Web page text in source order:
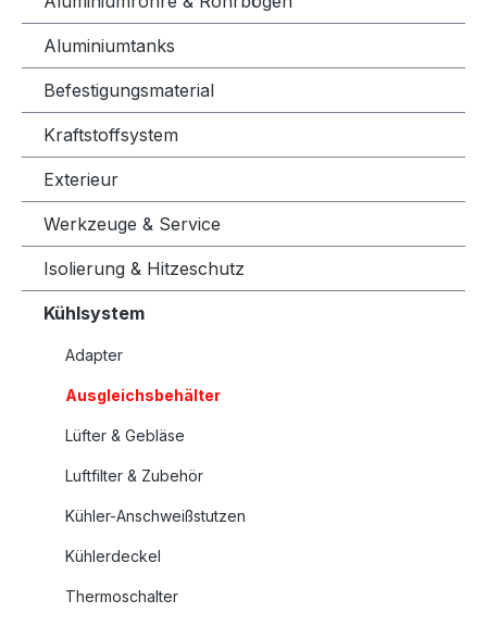
Aluminiumtanks
Befestigungsmaterial
Kraftstoffsystem
Exterieur
Werkzeuge & Service
Isolierung & Hitzeschutz
Kühlsystem
Adapter
Ausgleichsbehälter
Lüfter & Gebläse
Luftfilter & Zubehör
Kühler-Anschweißstutzen
Kühlerdeckel
Thermoschalter